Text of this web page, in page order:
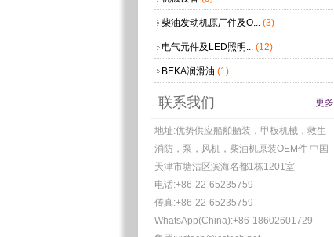
柴油发动机原厂件及O... (3)
电气元件及LED照明... (12)
BEKA润滑油 (1)
联系我们 更多
地址:优势供应船舶舾装，甲板机械，救生
消防，泵，风机，柴油机原装OEM件 中国
天津市塘沽区滨海名都1栋1201室
电话:+86-22-65235759
传真:+86-22-65235759
WhatsApp(China):+86-18602601729